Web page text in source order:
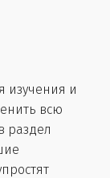
изучения и
всю
раздел